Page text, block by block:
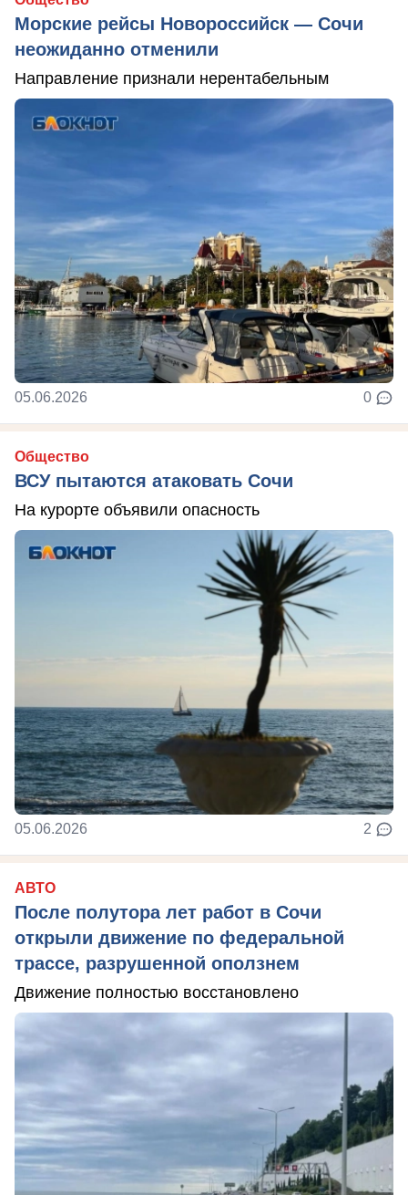
Морские рейсы Новороссийск — Сочи
неожиданно отменили
Направление признали нерентабельным
05.06.2026 0
Общество
ВСУ пытаются атаковать Сочи
На курорте объявили опасность
05.06.2026 2
АВТО
После полутора лет работ в Сочи
открыли движение по федеральной
трассе, разрушенной оползнем
Движение полностью восстановлено